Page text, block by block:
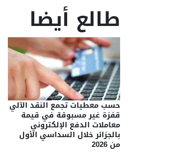
طالع أيضا
حسب معطيات تجمع النقد الآلي
قفزة غير مسبوقة في قيمة
معاملات الدفع الإلكتروني
بالجزائر خلال السداسي الأول
من 2026